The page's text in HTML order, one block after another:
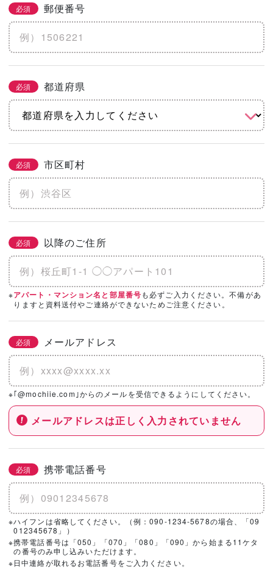
2/3 必須 こだわりをチェック
機能
省エネ・エコ
防音
そのほかのこだわりを見る
3/3
必須 「カタログ請求」「相談・見学」したい会
社を選択！
基本情報とこだわりの条件を設定いただくと、
こちらのエリアにハウスメーカー・工務店が表示されます。
必須 郵便番号
必須 都道府県
必須 市区町村
必須 以降のご住所
※アパート・マンション名と部屋番号も必ずご入力ください。不備があ
りますと資料送付やご連絡ができないためご注意ください。
必須 メールアドレス
※｢@mochiie.com｣からのメールを受信できるようにしてください。
メールアドレスは正しく入力されていません
必須 携帯電話番号
※ハイフンは省略してください。（例：090-1234-5678の場合、「09
012345678」）
※携帯電話番号は「050」「070」「080」「090」から始まる11ケタ
の番号のみ申し込みいただけます。
※日中連絡が取れるお電話番号をご入力ください。